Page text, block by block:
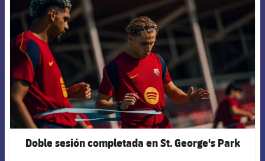
Doble sesión completada en St. George's Park